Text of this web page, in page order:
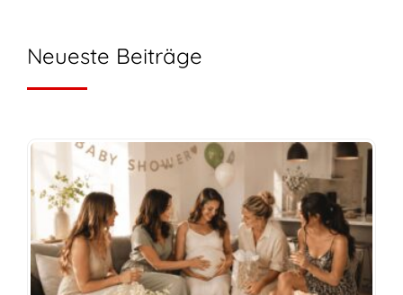
Neueste Beiträge